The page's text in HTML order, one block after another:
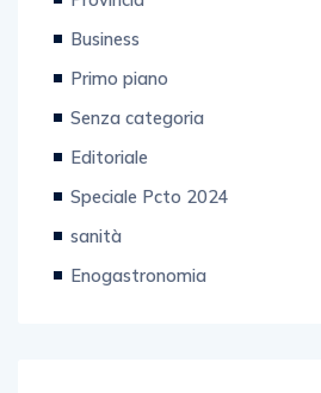
Business
Primo piano
Senza categoria
Editoriale
Speciale Pcto 2024
sanità
Enogastronomia